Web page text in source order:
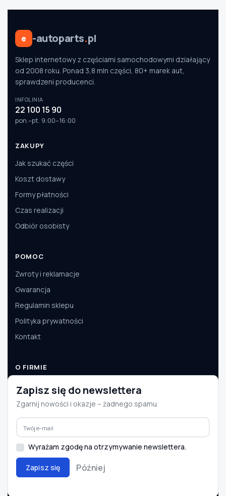
e -autoparts.pl
Sklep internetowy z częściami samochodowymi działający
od 2008 roku. Ponad 3,8 mln części, 80+ marek aut,
sprawdzeni producenci.
INFOLINIA
22 100 15 90
pon.–pt. 9:00–16:00
ZAKUPY
Jak szukać części
Koszt dostawy
Formy płatności
Czas realizacji
Odbiór osobisty
POMOC
Zwroty i reklamacje
Gwarancja
Regulamin sklepu
Polityka prywatności
Kontakt
O FIRMIE
O nas
Dane firmy
Aktualności
Współpraca B2B
© 2008–2026 e-autoparts.pl · Wszelkie prawa zastrzeżone
Zapisz się do newslettera
Zgarnij nowości i okazje – żadnego spamu.
Wyrażam zgodę na otrzymywanie newslettera.
Zapisz się Później